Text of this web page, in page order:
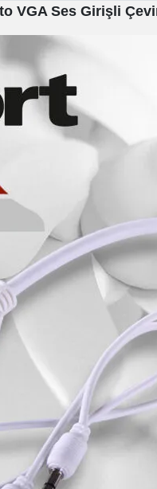
VGA Ses Girişli